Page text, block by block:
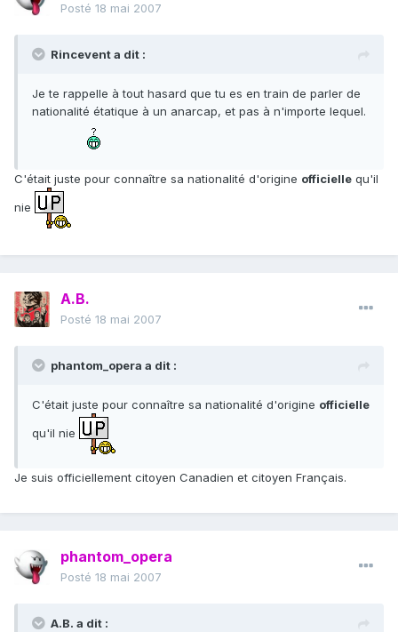
Posté 18 mai 2007
Rincevent a dit :
Je te rappelle à tout hasard que tu es en train de parler de
nationalité étatique à un anarcap, et pas à n'importe lequel.
C'était juste pour connaître sa nationalité d'origine officielle qu'il
nie
A.B.
Posté 18 mai 2007
phantom_opera a dit :
C'était juste pour connaître sa nationalité d'origine officielle
qu'il nie
Je suis officiellement citoyen Canadien et citoyen Français.
phantom_opera
Posté 18 mai 2007
A.B. a dit :